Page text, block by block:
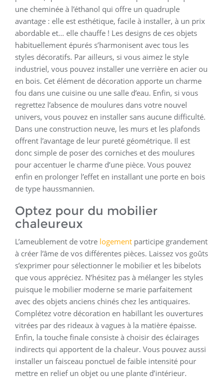
une cheminée à l’éthanol qui offre un quadruple
avantage : elle est esthétique, facile à installer, à un prix
abordable et… elle chauffe ! Les designs de ces objets
habituellement épurés s’harmonisent avec tous les
styles décoratifs. Par ailleurs, si vous aimez le style
industriel, vous pouvez installer une verrière en acier ou
en bois. Cet élément de décoration apporte un charme
fou dans une cuisine ou une salle d’eau. Enfin, si vous
regrettez l’absence de moulures dans votre nouvel
univers, vous pouvez en installer sans aucune difficulté.
Dans une construction neuve, les murs et les plafonds
offrent l’avantage de leur pureté géométrique. Il est
donc simple de poser des corniches et des moulures
pour accentuer le charme d’une pièce. Vous pouvez
enfin en prolonger l’effet en installant une porte en bois
de type haussmannien.
Optez pour du mobilier
chaleureux
L’ameublement de votre logement participe grandement
à créer l’âme de vos différentes pièces. Laissez vos goûts
s’exprimer pour sélectionner le mobilier et les bibelots
que vous appréciez. N’hésitez pas à mélanger les styles
puisque le mobilier moderne se marie parfaitement
avec des objets anciens chinés chez les antiquaires.
Complétez votre décoration en habillant les ouvertures
vitrées par des rideaux à vagues à la matière épaisse.
Enfin, la touche finale consiste à choisir des éclairages
indirects qui apportent de la chaleur. Vous pouvez aussi
installer un faisceau ponctuel de faible intensité pour
mettre en relief un objet ou une plante d’intérieur.